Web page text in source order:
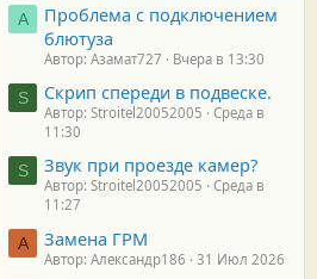
А
Проблема с подключением
блютуза
Автор: Азамат727 Вчера в 13:30
S Скрип спереди в подвеске.
Автор: Stroitel20052005
Среда в
11:30
S Звук при проезде камер?
Автор: Stroitel20052005
Среда в
11:27
А Замена ГРМ
Автор: Александр186 31 Июл 2026